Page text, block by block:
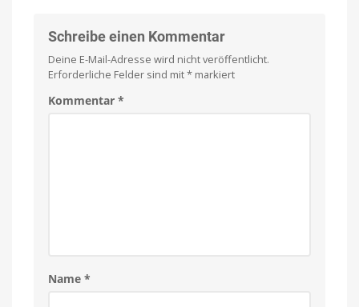
Shield“
Verhindern
Verbrennungen
im
Schreibe einen Kommentar
Deine E-Mail-Adresse wird nicht veröffentlicht.
Erforderliche Felder sind mit* markiert
Kommentar *
Name *